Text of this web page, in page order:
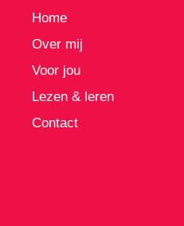
Home
Over mij
Voor jou
Lezen & leren
Contact